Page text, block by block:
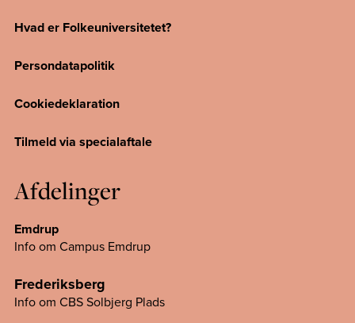
Hvad er Folkeuniversitetet?
Persondatapolitik
Cookiedeklaration
Tilmeld via specialaftale
Afdelinger
Emdrup
Info om Campus Emdrup
Frederiksberg
Info om CBS Solbjerg Plads